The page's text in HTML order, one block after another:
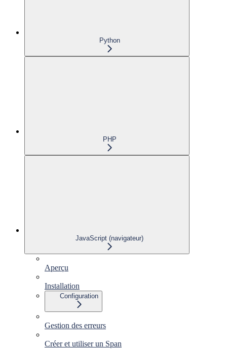
Python
PHP
JavaScript (navigateur)
Aperçu
Installation
Configuration
Gestion des erreurs
Créer et utiliser un Span